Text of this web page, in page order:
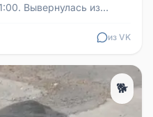
Вывернулась из
из VK
🐕